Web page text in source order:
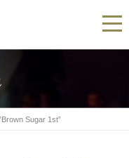
Sugar 1st”